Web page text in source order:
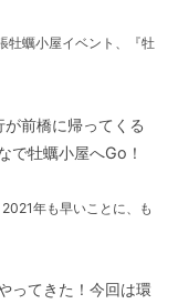
牡蠣小屋イベント、『牡
前橋に帰ってくる
で牡蠣小屋へGo！
年も早いことに、も
ってきた！今回は環